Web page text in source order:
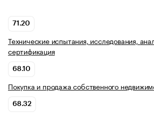
71.20
Технические испытания, исследования,
сертификация
68.10
Покупка и продажа собственного
68.32